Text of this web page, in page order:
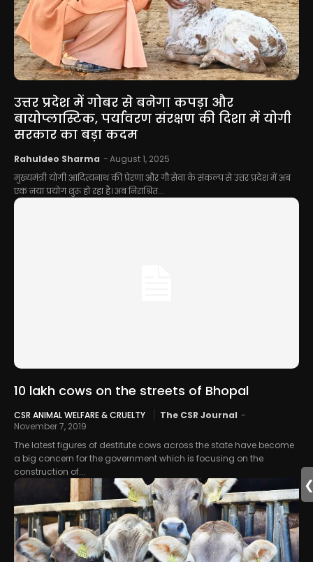
उत्तर प्रदेश में गोबर से बनेगा कपड़ा और
बायोप्लास्टिक, पर्यावरण संरक्षण की दिशा में योगी
सरकार का बड़ा कदम
Rahuldeo Sharma -August 1, 2025
मुख्यमंत्री योगी आदित्यनाथ की प्रेरणा और गौ सेवा के संकल्प से उत्तर प्रदेश में अब
एक नया प्रयोग शुरू हो रहा है। अब निराश्रित...
10 lakh cows on the streets of Bhopal
CSR ANIMAL WELFARE & CRUELTY The CSR Journal -
November 7, 2019
The latest figures of destitute cows across the state have become
a big concern for the government which is focusing on the
construction of...